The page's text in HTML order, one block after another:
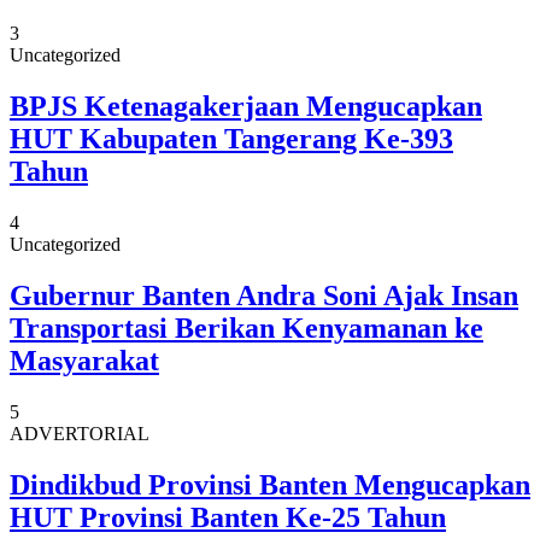
3
Uncategorized
BPJS Ketenagakerjaan Mengucapkan
HUT Kabupaten Tangerang Ke-393
Tahun
4
Uncategorized
Gubernur Banten Andra Soni Ajak Insan
Transportasi Berikan Kenyamanan ke
Masyarakat
5
ADVERTORIAL
Dindikbud Provinsi Banten Mengucapkan
HUT Provinsi Banten Ke-25 Tahun